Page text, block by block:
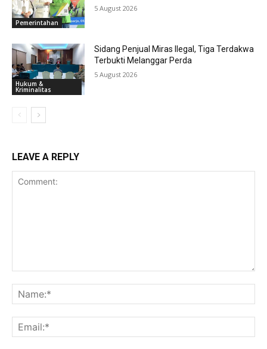
Pemerintahan
5 August 2026
Hukum &
Kriminalitas
Sidang Penjual Miras Ilegal, Tiga Terdakwa
Terbukti Melanggar Perda
5 August 2026
LEAVE A REPLY